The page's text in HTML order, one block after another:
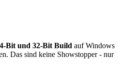
Bit und 32-Bit Build auf Windows
Das sind keine Showstopper - nur